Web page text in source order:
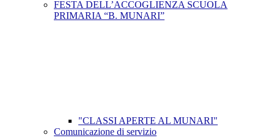
FESTA DELL’ACCOGLIENZA SCUOLA
PRIMARIA “B. MUNARI”
"CLASSI APERTE AL MUNARI"
Comunicazione di servizio